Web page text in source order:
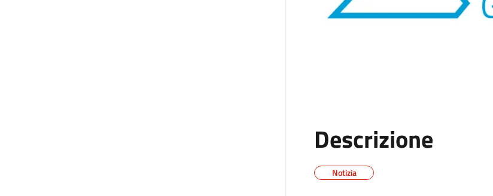
Descrizione
Notizia